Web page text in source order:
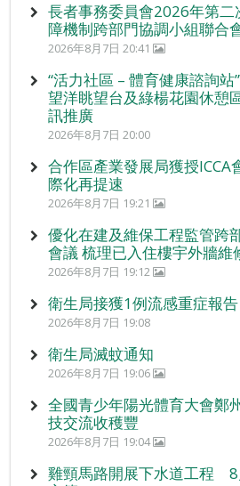
長者事務委員會2026年第二
障機制跨部門協調小組聯合
2026年8月7日 20:41
“活力社區 – 體育健康諮詢
望洋眺望台及綠楊花園休憩
訊推廣
2026年8月7日 20:00
合作區產業發展局獲授ICCA
際化再提速
2026年8月7日 19:21
優化在建及維保工程監管跨
會議 梳理已入住樓宇外牆維
2026年8月7日 19:12
衛生局接獲1例流感重症報告
2026年8月7日 19:08
衛生局滅蚊通知
2026年8月7日 19:06
全國青少年陽光體育大會鄭
技交流收穫豐
2026年8月7日 19:04
雞頸馬路開展下水道工程